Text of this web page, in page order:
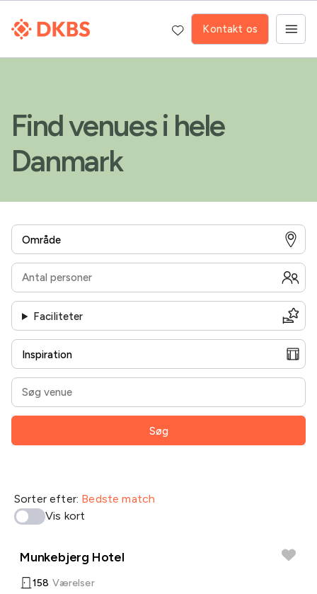
Kontakt os
Find venues i hele
Danmark
Faciliteter
Søg
Sorter efter: Bedste match
Vis kort
Munkebjerg Hotel
158 Værelser